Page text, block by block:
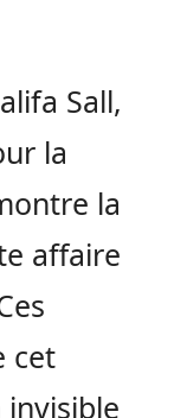
Sall,
la
la
affaire
cet